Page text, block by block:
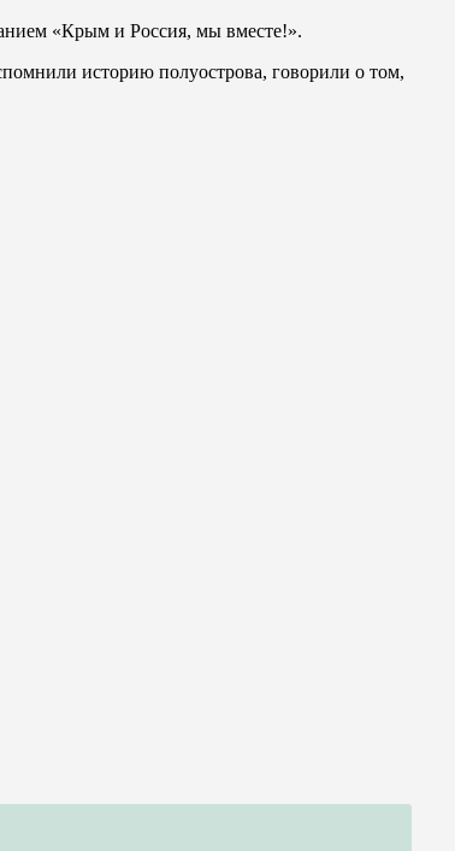
«Крым и Россия, мы вместе!».
историю полуострова, говорили о том,